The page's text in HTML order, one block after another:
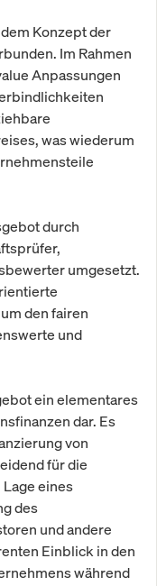
Konzept der
Im Rahmen
Anpassungen
was wiederum
durch
umgesetzt.
den fairen
und
ein elementares
dar. Es
von
für die
eines
des
und andere
Einblick in den
während